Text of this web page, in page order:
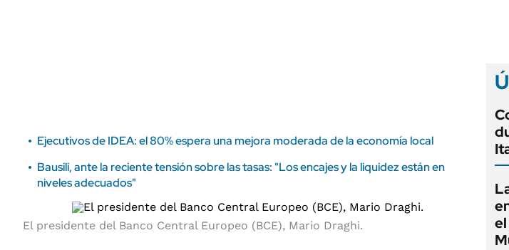
Ejecutivos de IDEA: el 80% espera una mejora moderada de la economía local
Bausili, ante la reciente tensión sobre las tasas: "Los encajes y la liquidez están en
niveles adecuados"
El presidente del Banco Central Europeo (BCE), Mario Draghi.